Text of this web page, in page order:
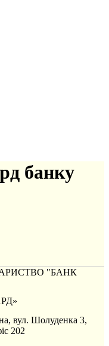
банку
"БАНК
вул. Шолуденка 3,
202